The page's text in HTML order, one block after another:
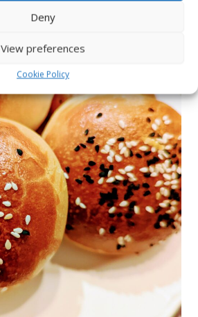
Deny
View preferences
Cookie Policy